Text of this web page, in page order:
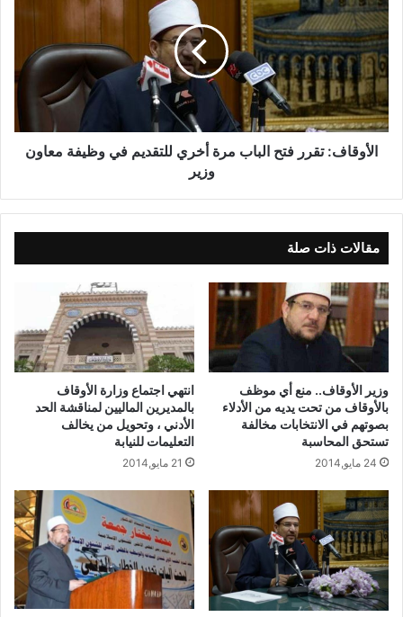
الأوقاف: تقرر فتح الباب مرة أخري للتقديم في وظيفة معاون
وزير
مقالات ذات صلة
وزير الأوقاف.. منع أي موظف
بالأوقاف من تحت يديه من الأدلاء
بصوتهم في الانتخابات مخالفة
تستحق المحاسبة
24 مايو,2014
انتهي اجتماع وزارة الأوقاف
بالمديرين الماليين لمناقشة الحد
الأدني ، وتحويل من يخالف
التعليمات للنيابة
21 مايو,2014